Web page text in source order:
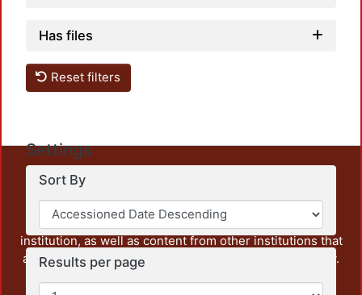
Has files
Reset filters
Settings
Sort By
Results per page
This repository preserves and disseminates, in
unrestricted open access, the teaching and research
output of UAM Azcapotzalco. It also includes some
administrative and graphic documents from the
institution, as well as content from other institutions that
are openly accessible and of interest to our community.